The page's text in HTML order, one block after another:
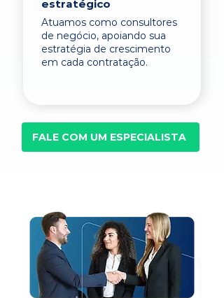
estratégico
Atuamos como consultores
de negócio, apoiando sua
estratégia de crescimento
em cada contratação.
FALE COM UM ESPECIALISTA